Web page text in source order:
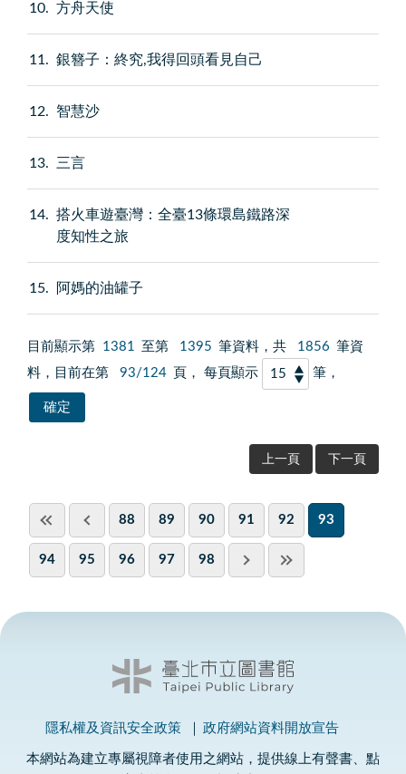
10 方舟天使
11 銀簪子：終究,我得回頭看見自己
12 智慧沙
13 三言
14
搭火車遊臺灣：全臺13條環島鐵路深
度知性之旅
15 阿媽的油罐子
目前顯示第 1381 至第 1395 筆資料，共 1856 筆資
料，目前在第
93/124 頁， 每頁顯示 筆，
上一頁 下一頁
88 89 90 91 92 93
94 95 96 97 98
隱私權及資訊安全政策 政府網站資料開放宣告
本網站為建立專屬視障者使用之網站，提供線上有聲書、點